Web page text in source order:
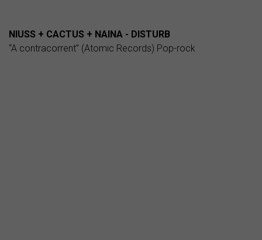
NIUSS + CACTUS + NAINA - DISTURB
“A contracorrent” (Atomic Records) Pop-rock